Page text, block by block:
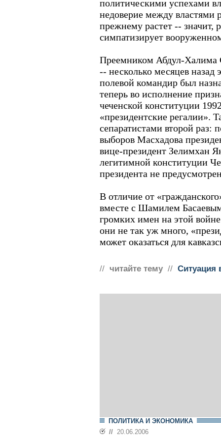
политическими успехами
недоверие между властями
прежнему растет -- значит,
симпатизирует
Преемником Абдул-Халима
-- несколько месяцев
полевой командир был
теперь во исполнение
чеченской конституции
«президентские регалии».
сепаратистами второй раз:
выборов Масхадова
вице-президент Зелимхан
легитимной конституции
президента не
В отличие от
вместе с Шамилем
громких имен на этой
они не так уж много,
может оказаться для
// читайте тему // Ситуация
ПОЛИТИКА И ЭКОНОМИКА
// 20.06.2006